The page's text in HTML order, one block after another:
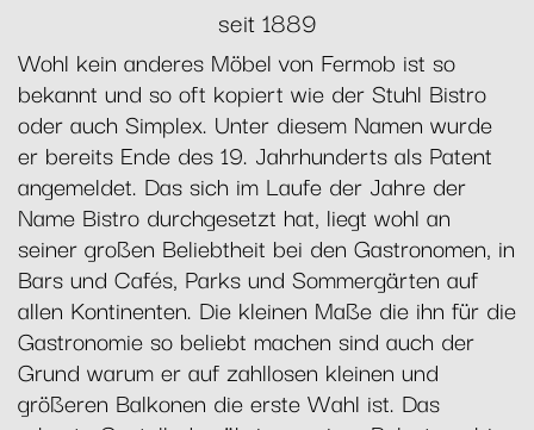
seit 1889
Wohl kein anderes Möbel von Fermob ist so
bekannt und so oft kopiert wie der Stuhl Bistro
oder auch Simplex. Unter diesem Namen wurde
er bereits Ende des 19. Jahrhunderts als Patent
angemeldet. Das sich im Laufe der Jahre der
Name Bistro durchgesetzt hat, liegt wohl an
seiner großen Beliebtheit bei den Gastronomen, in
Bars und Cafés, Parks und Sommergärten auf
allen Kontinenten. Die kleinen Maße die ihn für die
Gastronomie so beliebt machen sind auch der
Grund warum er auf zahllosen kleinen und
größeren Balkonen die erste Wahl ist. Das